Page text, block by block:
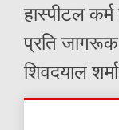
हास्पीटल
प्रति जागरूक
शिवदयाल शर्मा